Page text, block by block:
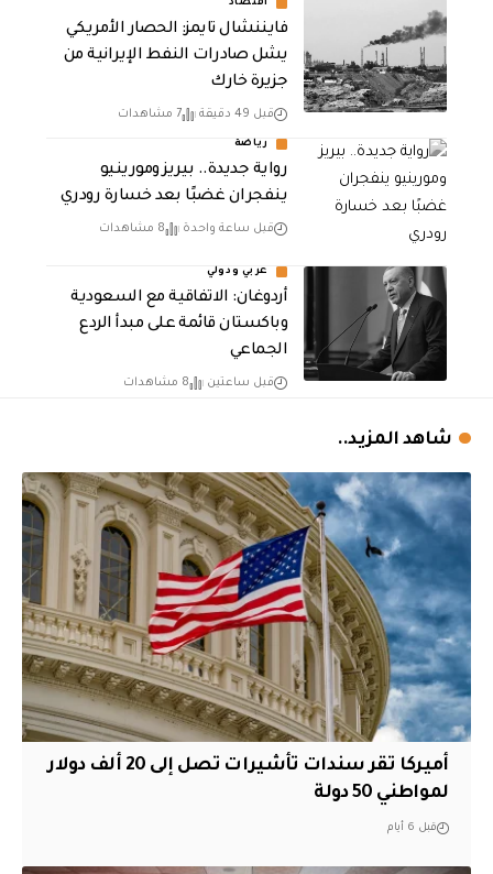
أقتصاد
فايننشال تايمز: الحصار الأمريكي
يشل صادرات النفط الإيرانية من
جزيرة خارك
قبل 49 دقيقة 7 مشاهدات
رياضة
رواية جديدة.. بيريز ومورينيو
ينفجران غضبًا بعد خسارة رودري
قبل ساعة واحدة 8 مشاهدات
عربي ودولي
أردوغان: الاتفاقية مع السعودية
وباكستان قائمة على مبدأ الردع
الجماعي
قبل ساعتين 8 مشاهدات
شاهد المزيد..
أميركا تقر سندات تأشيرات تصل إلى 20 ألف دولار
لمواطني 50 دولة
قبل 6 أيام